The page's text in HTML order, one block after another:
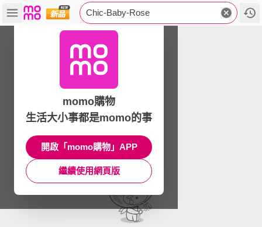
Chic-Baby-Rose
momo購物
生活大小事都是momo的事
開啟「momo購物」APP
繼續使用網頁版